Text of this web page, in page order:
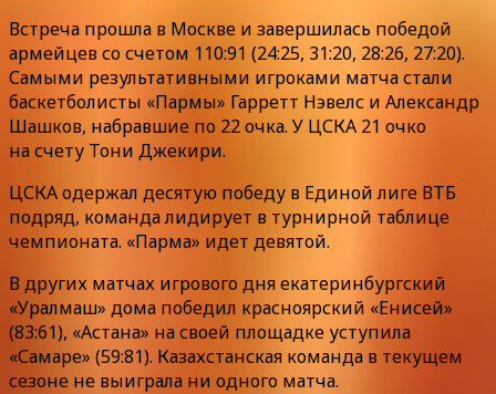
Встреча прошла в Москве и завершилась победой
армейцев со счетом 110:91 (24:25, 31:20, 28:26, 27:20).
Самыми результативными игроками матча стали
баскетболисты «Пармы» Гарретт Нэвелс и Александр
Шашков, набравшие по 22 очка. У ЦСКА 21 очко
на счету Тони Джекири.
ЦСКА одержал десятую победу в Единой лиге ВТБ
подряд, команда лидирует в турнирной таблице
чемпионата. «Парма» идет девятой.
В других матчах игрового дня екатеринбургский
«Уралмаш» дома победил красноярский «Енисей»
(83:61), «Астана» на своей площадке уступила
«Самаре» (59:81). Казахстанская команда в текущем
сезоне не выиграла ни одного матча.